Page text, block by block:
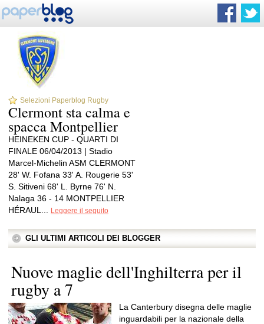
Selezioni Paperblog Rugby
Clermont sta calma e
spacca Montpellier
HEINEKEN CUP - QUARTI DI
FINALE 06/04/2013 | Stadio
Marcel-Michelin ASM CLERMONT
28' W. Fofana 33' A. Rougerie 53'
S. Sitiveni 68' L. Byrne 76' N.
Nalaga 36 - 14 MONTPELLIER
HÉRAUL...
Leggere il seguito
GLI ULTIMI ARTICOLI DEI BLOGGER
Nuove maglie dell'Inghilterra per il
rugby a 7
La Canterbury disegna delle maglie
inguardabili per la nazionale della